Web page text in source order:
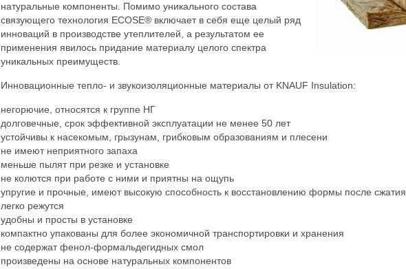
натуральные компоненты. Помимо уникального состава
связующего технология ECOSE® включает в себя еще целый ряд
инноваций в производстве утеплителей, а результатом ее
применения явилось придание материалу целого спектра
уникальных преимуществ.
Инновационные тепло- и звукоизоляционные материалы от KNAUF Insulation:
негорючие, относятся к группе НГ
долговечные, срок эффективной эксплуатации не менее 50 лет
устойчивы к насекомым, грызунам, грибковым образованиям и плесени
не имеют неприятного запаха
меньше пылят при резке и установке
не колются при работе с ними и приятны на ощупь
упругие и прочные, имеют высокую способность к восстановлению формы после сжатия
легко режутся
удобны и просты в установке
компактно упакованы для более экономичной транспортировки и хранения
не содержат фенол-формальдегидных смол
произведены на основе натуральных компонентов